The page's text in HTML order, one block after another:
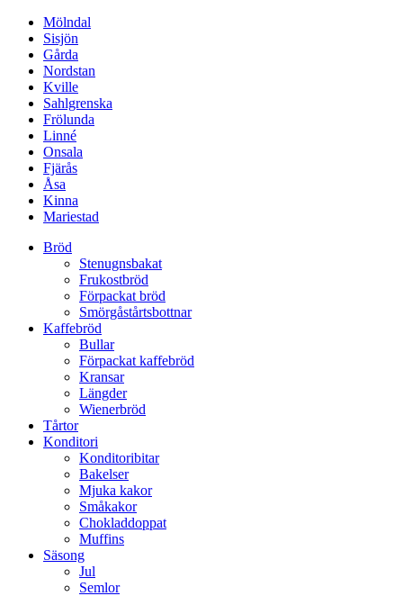
Mölndal
Sisjön
Gårda
Nordstan
Kville
Sahlgrenska
Frölunda
Linné
Onsala
Fjärås
Åsa
Kinna
Mariestad
Bröd
Stenugnsbakat
Frukostbröd
Förpackat bröd
Smörgåstårtsbottnar
Kaffebröd
Bullar
Förpackat kaffebröd
Kransar
Längder
Wienerbröd
Tårtor
Konditori
Konditoribitar
Bakelser
Mjuka kakor
Småkakor
Chokladdoppat
Muffins
Säsong
Jul
Semlor